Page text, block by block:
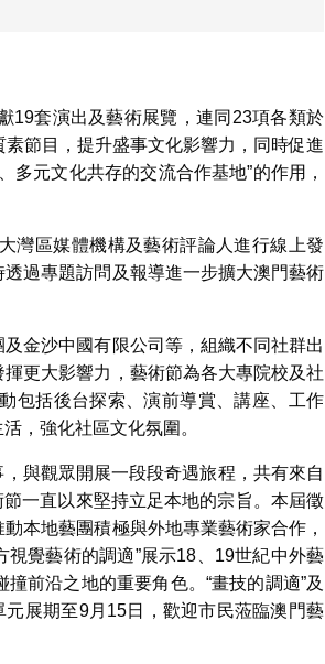
19套演出及藝術展覽，連同23項各類於
節目，提升盛事文化影響力，同時促進
元文化共存的交流合作基地”的作用，
灣區媒體機構及藝術評論人進行線上發
過專題訪問及報導進一步擴大澳門藝術
金沙中國有限公司等，組織不同社群出
更大影響力，藝術節為各大專院校及社
包括後台探索、演前導賞、講座、工作
，強化社區文化氛圍。
與觀眾開展一段段奇遇旅程，共有來自
一直以來堅持立足本地的宗旨。本屆徵
本地藝團積極與外地專業藝術家合作，
覺藝術的調適”展示18、19世紀中外藝
前沿之地的重要角色。“畫技的調適”及
元展期至9月15日，歡迎市民蒞臨澳門藝